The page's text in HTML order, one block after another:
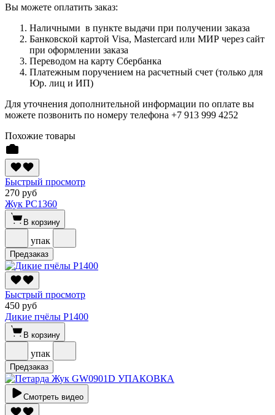
Вы можете оплатить заказ:
Наличными в пункте выдачи при получении заказа
Банковской картой Visa, Mastercard или МИР через сайт
при оформлении заказа
Переводом на карту Сбербанка
Платежным поручением на расчетный счет (только для
Юр. лиц и ИП)
Для уточнения дополнительной информации по оплате вы
можете позвонить по номеру телефона +7 913 999 4252
Похожие товары
Быстрый просмотр
270 руб
Жук РС1360
В корзину
упак
Предзаказ
Быстрый просмотр
450 руб
Дикие пчёлы Р1400
В корзину
упак
Предзаказ
Смотреть видео